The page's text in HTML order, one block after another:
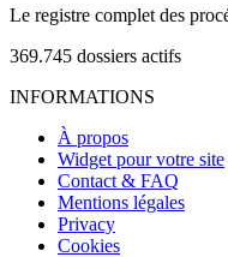
Le registre complet des
369.745 dossiers actifs
INFORMATIONS
À propos
Widget pour votre site
Contact & FAQ
Mentions légales
Privacy
Cookies